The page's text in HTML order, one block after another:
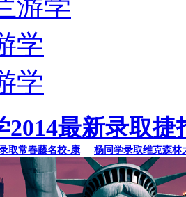
游学
学
学
2014最新录取捷
春藤名校-康 杨同学录取维克森林大学